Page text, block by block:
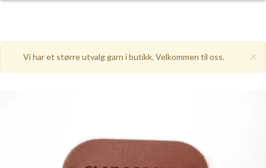
×
Vi har et større utvalg garn i butikk. Velkommen til oss.